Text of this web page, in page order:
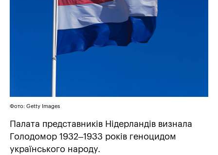
Фото: Getty Images
Палата представників Нідерландів визнала
Голодомор 1932–1933 років геноцидом
українського народу.